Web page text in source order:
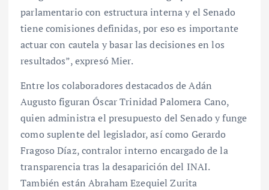
parlamentario con estructura interna y el Senado
tiene comisiones definidas, por eso es importante
actuar con cautela y basar las decisiones en los
resultados”, expresó Mier.
Entre los colaboradores destacados de Adán
Augusto figuran Óscar Trinidad Palomera Cano,
quien administra el presupuesto del Senado y funge
como suplente del legislador, así como Gerardo
Fragoso Díaz, contralor interno encargado de la
transparencia tras la desaparición del INAI.
También están Abraham Ezequiel Zurita